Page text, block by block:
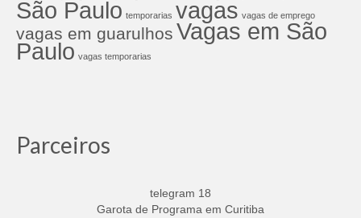
São Paulo temporarias vagas vagas de emprego
vagas em guarulhos Vagas em São
Paulo vagas temporarias
Parceiros
telegram 18
Garota de Programa em Curitiba